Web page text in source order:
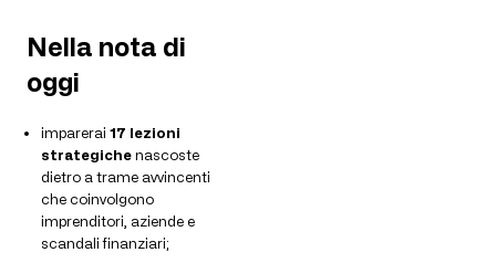
Nella nota di
oggi
imparerai 17 lezioni
strategichenascoste
dietro a trame avvincenti
che coinvolgono
imprenditori, aziende e
scandali finanziari;